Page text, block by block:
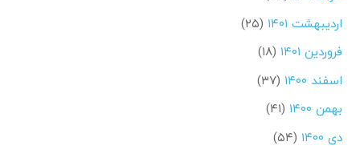
اردیبهشت ۱۴۰۱
(۲۵)
فروردین ۱۴۰۱
(۱۸)
اسفند ۱۴۰۰
(۳۷)
بهمن ۱۴۰۰
(۴۱)
دی ۱۴۰۰
(۵۴)